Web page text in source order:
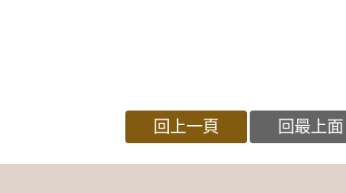
回上一頁 回最上面